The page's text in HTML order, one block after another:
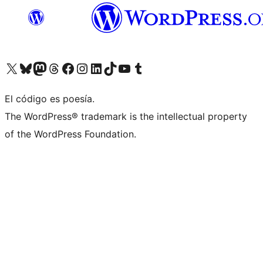
Visita nuestra cuenta de X (anteriormente Twitter)
Visita nuestra cuenta de Bluesky
Visita nuestra cuenta de Mastodon
Visita nuestra cuenta de Threads
Visita nuestra página de Facebook
Visita nuestra cuenta de Instagram
Visita nuestra cuenta de LinkedIn
Visita nuestra cuenta de TikTok
Visita nuestro canal de YouTube
Visita nuestra cuenta de Tumblr
El código es poesía.
The WordPress® trademark is the intellectual property
of the WordPress Foundation.